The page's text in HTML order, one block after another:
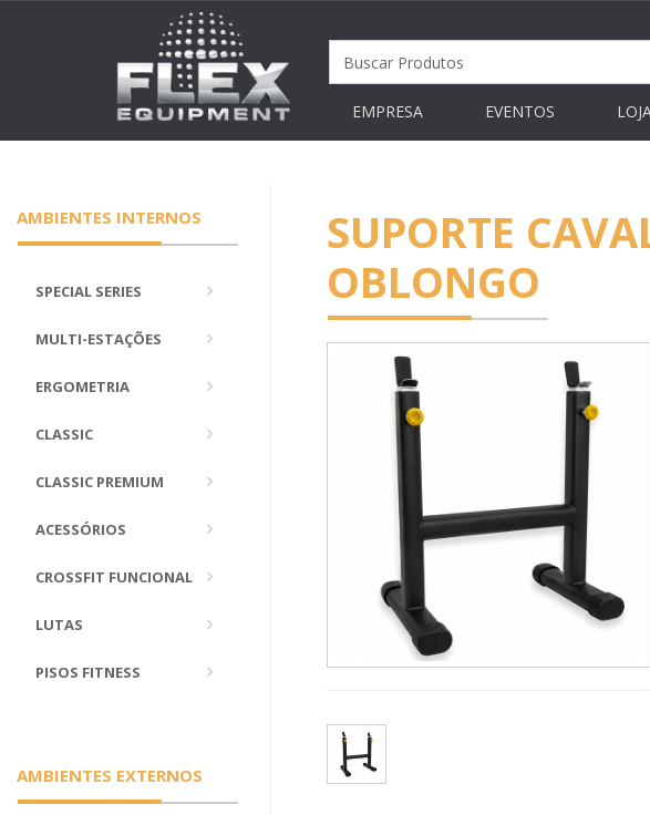
EMPRESA EVENTOS
AMBIENTES INTERNOS
SPECIAL SERIES
MULTI-ESTAÇÕES
ERGOMETRIA
CLASSIC
CLASSIC PREMIUM
ACESSÓRIOS
CROSSFIT FUNCIONAL
LUTAS
PISOS FITNESS
AMBIENTES EXTERNOS
SUPORTE
OBLONGO